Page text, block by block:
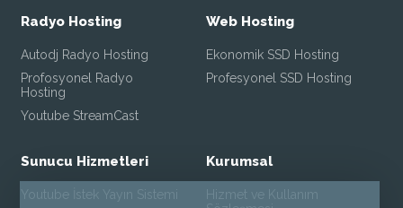
Radyo Hosting
Autodj Radyo Hosting
Profosyonel Radyo
Hosting
Youtube StreamCast
Web Hosting
Ekonomik SSD Hosting
Profesyonel SSD Hosting
Sunucu Hizmetleri
Youtube İstek Yayın Sistemi
Kurumsal
Hizmet ve Kullanım